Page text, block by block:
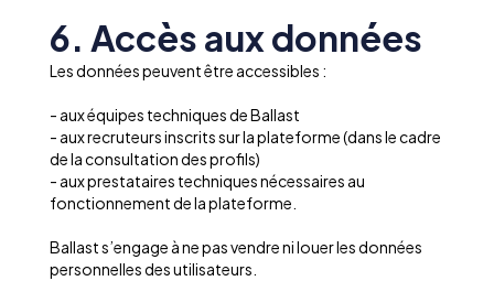
6. Accès aux données
Les données peuvent être accessibles :
- aux équipes techniques de Ballast
- aux recruteurs inscrits sur la plateforme (dans le cadre
de la consultation des profils)
- aux prestataires techniques nécessaires au
fonctionnement de la plateforme.
Ballast s’engage à ne pas vendre ni louer les données
personnelles des utilisateurs.